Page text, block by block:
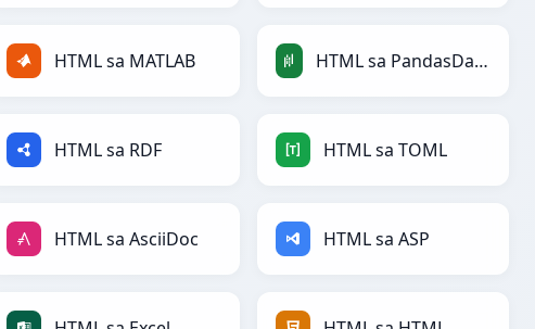
HTML sa MATLAB HTML sa PandasDataFrame
HTML sa RDF HTML sa TOML
HTML sa AsciiDoc HTML sa ASP